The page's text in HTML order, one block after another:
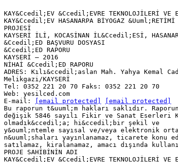
KAY&Ccedil;EV &Ccedil;EVRE TEKNOLOJİLERİ
KAY&Ccedil;EV HASANARPA BİYOGAZ &Uuml;RETİMİ
PROJESİ
KAYSERİ İLİ, KOCASİNAN İL&Ccedil;ESİ,
&Ccedil;ED BAŞVURU DOSYASI
&Ccedil;ED RAPORU
KAYSERİ – 2016
NİHAİ &Ccedil;ED RAPORU
ADRES: Kılı&ccedil;aslan Mah. Yahya Kemal
Melikgazi/KAYSERİ
Tel: 0352 221 20 70 Faks: 0352 221 20 70
Web: yesilced.com
E-mail:
[email protected]
[email protected]
Bu raporun t&uuml;m hakları saklıdır.
değişik 5846 sayılı Fikir ve Sanat Eserleri
olmadık&ccedil;a; hi&ccedil;bir şekil ve
y&ouml;ntemle sayısal ve/veya elektronik
n&uuml;shaları yayınlanamaz, ticarete
satılamaz, kiralanamaz, amacı dışında
PROJE SAHİBİNİN ADI
KAY&Ccedil;EV &Ccedil;EVRE TEKNOLOJİLERİ VE